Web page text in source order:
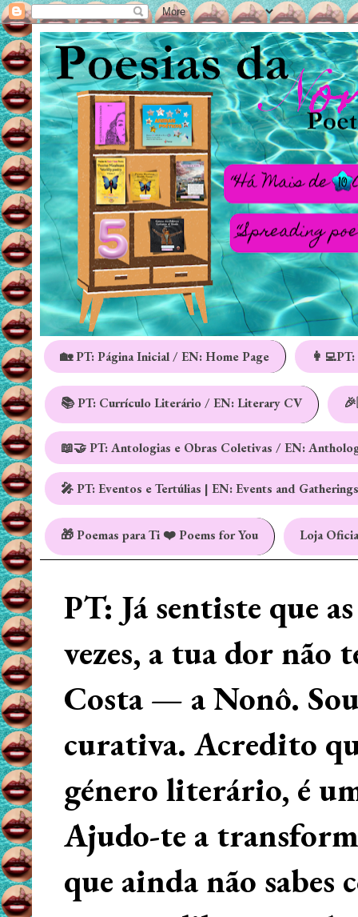
🏡 PT: Página Inicial / EN: Home Page
📚 PT: Currículo Literário / EN: Literary CV
📖🤝 PT: Antologias e Obras Coletivas / EN:
🎤 PT: Eventos e Tertúlias | EN: Events and Gatherings
🎁 Poemas para Ti ❤️ Poems for You Loja
PT: Já sentiste que
vezes, a tua dor não
Costa — a Nonô.
curativa. Acredito
género literário, é
Ajudo-te a
que ainda não